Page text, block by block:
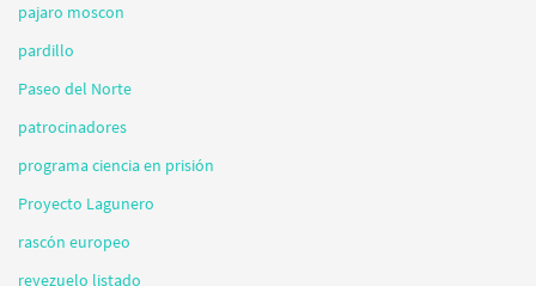
pajaro moscon
pardillo
Paseo del Norte
patrocinadores
programa ciencia en prisión
Proyecto Lagunero
rascón europeo
reyezuelo listado